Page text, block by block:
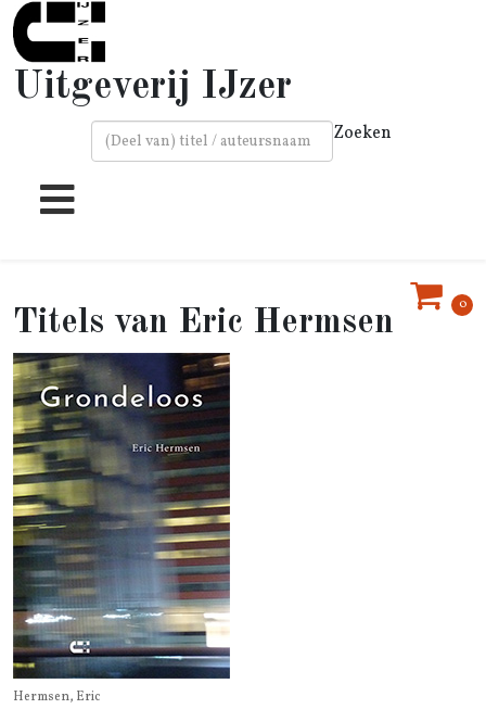
Uitgeverij IJzer
Zoeken
0
Eric Hermsen
Hermsen, Eric